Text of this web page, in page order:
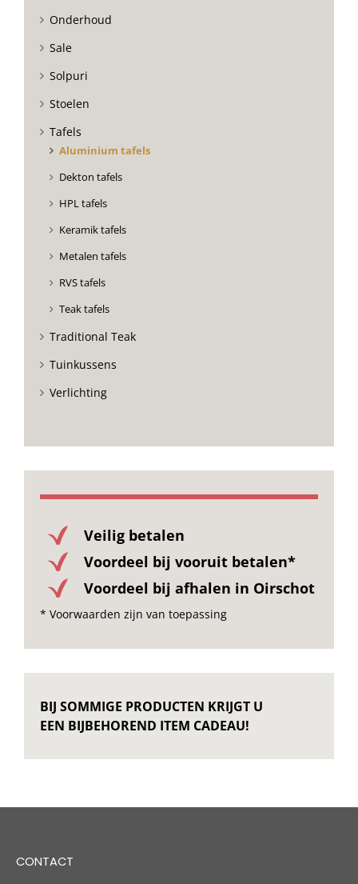
Onderhoud
Sale
Solpuri
Stoelen
Tafels
Aluminium tafels
Dekton tafels
HPL tafels
Keramik tafels
Metalen tafels
RVS tafels
Teak tafels
Traditional Teak
Tuinkussens
Verlichting
Veilig betalen
Voordeel bij vooruit betalen*
Voordeel bij afhalen in Oirschot
* Voorwaarden zijn van toepassing
BIJ SOMMIGE PRODUCTEN KRIJGT U
EEN BIJBEHOREND ITEM CADEAU!
CONTACT